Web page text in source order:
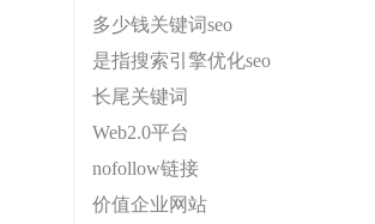
多少钱关键词seo
是指搜索引擎优化seo
长尾关键词
Web2.0平台
nofollow链接
价值企业网站